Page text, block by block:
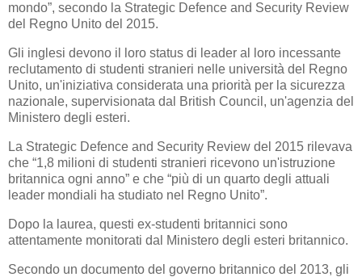
mondo”, secondo la Strategic Defence and Security Review
del Regno Unito del 2015.
Gli inglesi devono il loro status di leader al loro incessante
reclutamento di studenti stranieri nelle università del Regno
Unito, un'iniziativa considerata una priorità per la sicurezza
nazionale, supervisionata dal British Council, un'agenzia del
Ministero degli esteri.
La Strategic Defence and Security Review del 2015 rilevava
che “1,8 milioni di studenti stranieri ricevono un'istruzione
britannica ogni anno” e che “più di un quarto degli attuali
leader mondiali ha studiato nel Regno Unito”.
Dopo la laurea, questi ex-studenti britannici sono
attentamente monitorati dal Ministero degli esteri britannico.
Secondo un documento del governo britannico del 2013, gli